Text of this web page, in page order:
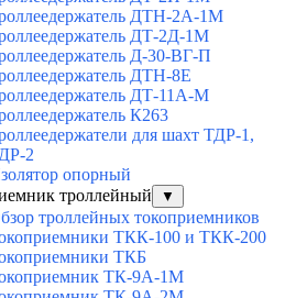
ДТН-2А-1М
ДТ-2Д-1М
Д-30-ВГ-П
ДТН-8Е
ДТ-11А-М
К263
для шахт ТДР-1,
2
опорный
троллейный
▼
троллейных токоприемников
ТКК-100 и ТКК-200
ТКБ
ТК-9А-1М